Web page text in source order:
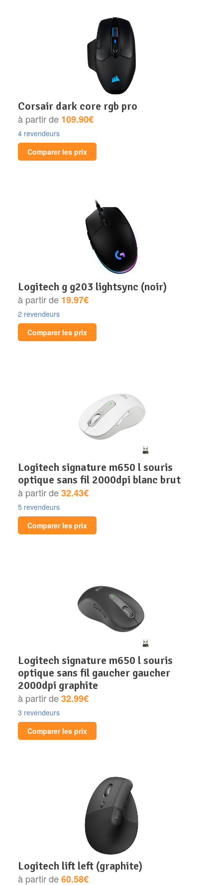
corsair dark core rgb pro
à partir de 109.90€
4 revendeurs
Comparer les prix
logitech g g203 lightsync (noir)
à partir de 19.97€
2 revendeurs
Comparer les prix
logitech signature m650 l souris
optique sans fil 2000dpi blanc brut
à partir de32.43€
5 revendeurs
Comparer les prix
logitech signature m650 l souris
optique sans fil gaucher gaucher
2000dpi graphite
à partir de32.99€
3 revendeurs
Comparer les prix
logitech lift left (graphite)
à partir de60.58€